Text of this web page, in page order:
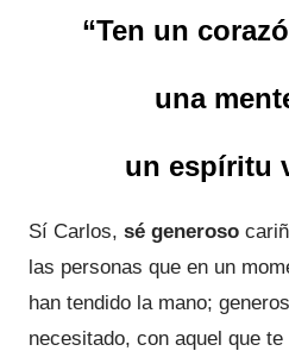
“Ten un
una
un espíritu
Sí Carlos, sé generoso
las personas que en un
han tendido la mano;
necesitado, con aquel que